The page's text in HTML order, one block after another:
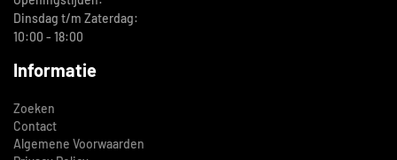
Dinsdag t/m Zaterdag:
10:00 - 18:00
Informatie
Zoeken
Contact
Algemene Voorwaarden